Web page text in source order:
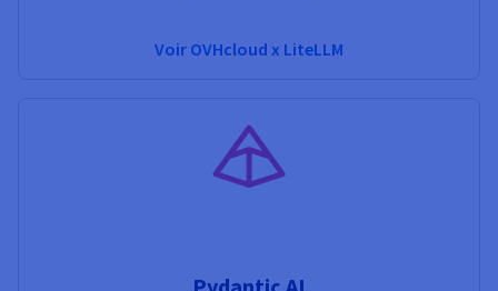
Voir OVHcloud x LiteLLM